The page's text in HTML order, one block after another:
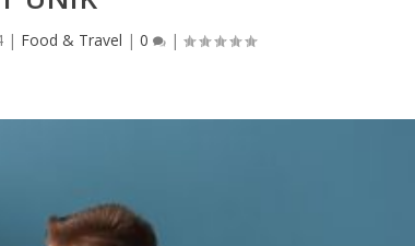
| Food & Travel | 0 |